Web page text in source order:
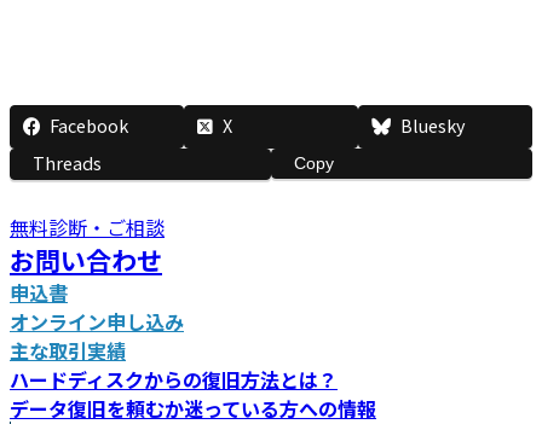
日
Facebook X
Bluesky
Threads
Copy
無料診断・ご相談
お問い合わせ
申込書
オンライン申し込み
主な取引実績
ハードディスクからの復旧方法とは？
データ復旧を頼むか迷っている方への情報